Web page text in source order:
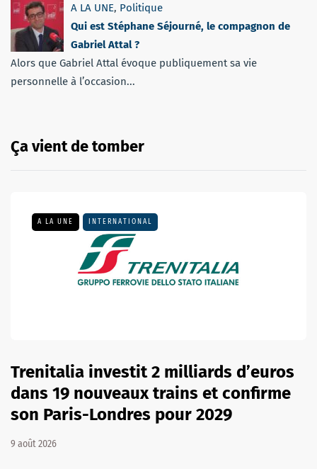
A LA UNE, Politique
Qui est Stéphane Séjourné, le compagnon de
Gabriel Attal ?
Alors que Gabriel Attal évoque publiquement sa vie
personnelle à l’occasion...
Ça vient de tomber
A LA UNE INTERNATIONAL
Trenitalia investit 2 milliards d’euros
dans 19 nouveaux trains et confirme
son Paris-Londres pour 2029
9 août 2026